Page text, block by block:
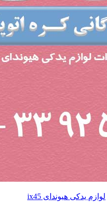
لوازم یدکی هیوندای ix45